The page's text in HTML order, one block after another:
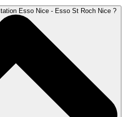
Esso Nice - Esso St Roch Nice ?